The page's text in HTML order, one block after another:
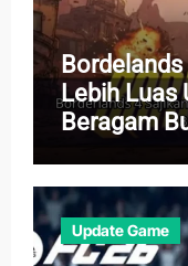
Lebih Luas
Beragam
Update Game